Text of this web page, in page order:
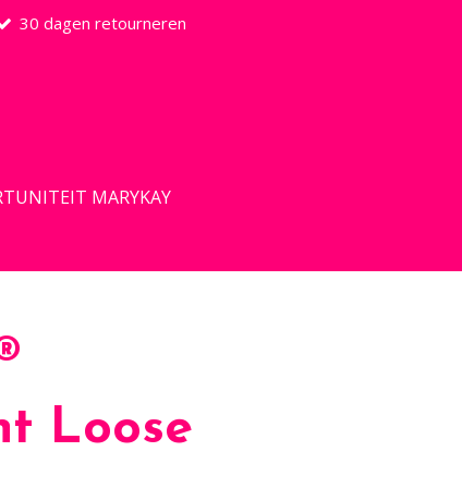
30 dagen retourneren
MARYKAY
Loose